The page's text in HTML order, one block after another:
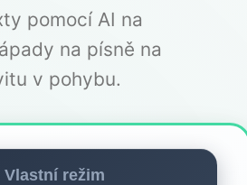
pomocí AI na
na písně na
v pohybu.
Vlastní režim